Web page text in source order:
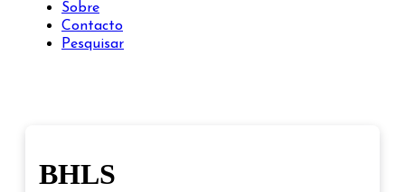
Sobre
Contacto
Pesquisar
BHLS